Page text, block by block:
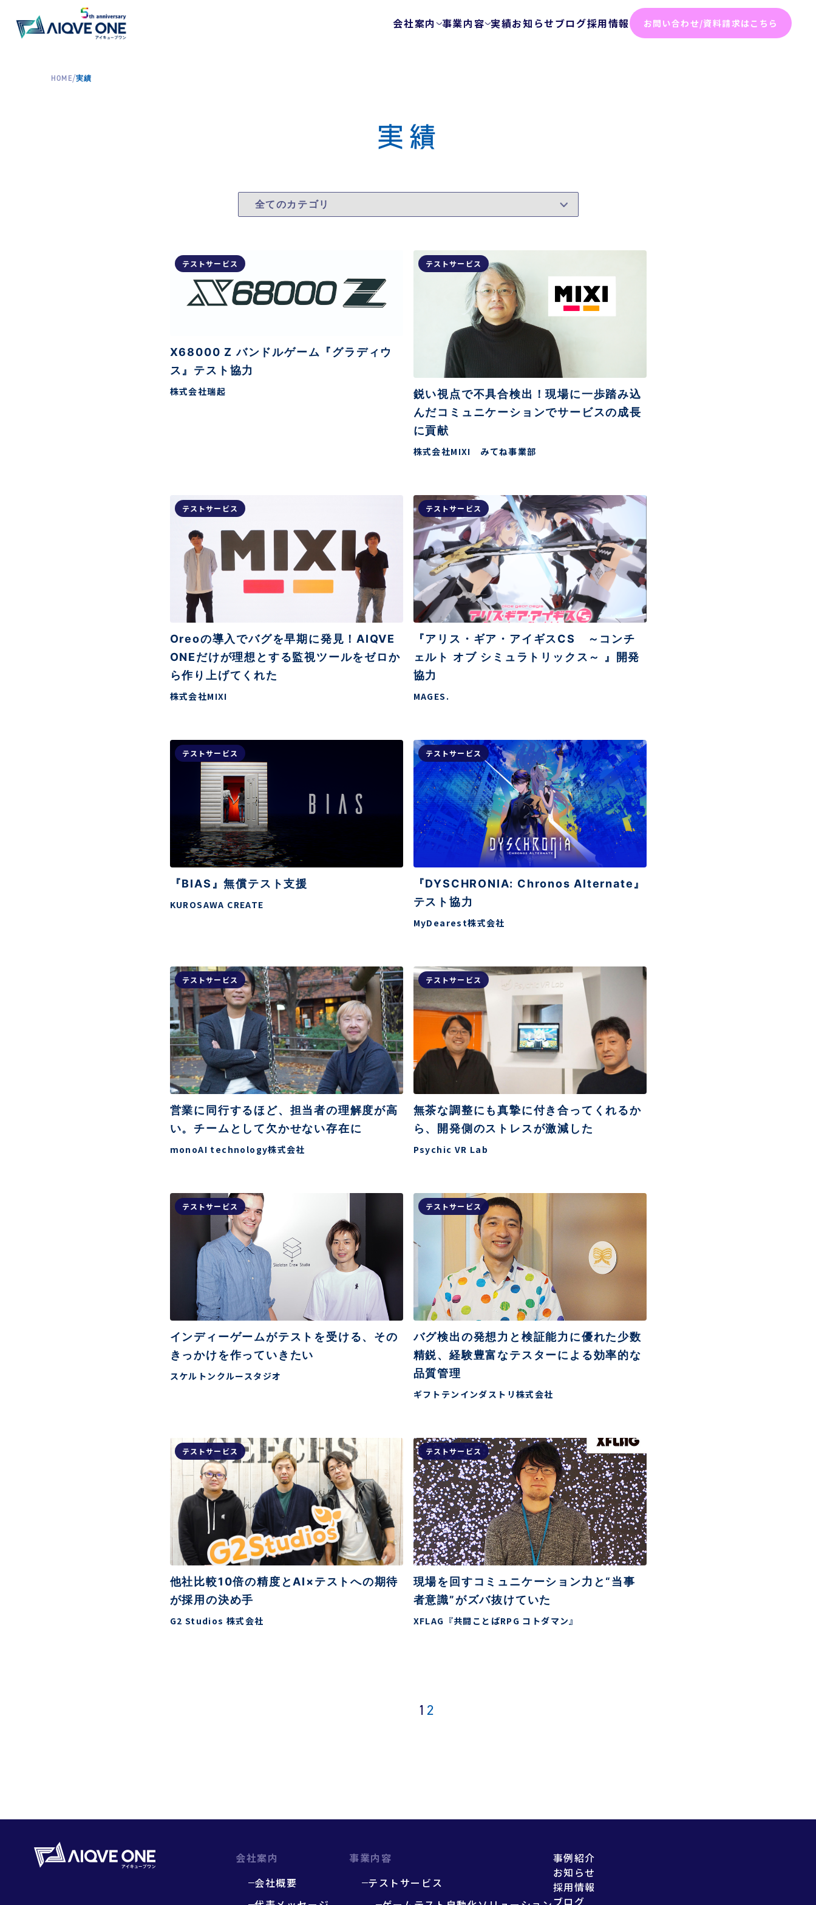
会社案内 事業内容
ウェブ脆弱性診断
プラットフォーム診断
モバイルアプリ向けセキュリティサービス
不正ゲームプレイヤー検知報告サービス
サイバーセキュリティ教育
エンタメソリューション開発
ツール
実績お知らせブログ採用情報 お問い合わせ/資料請求はこちら
HOME/実績
実績
テストサービス
X68000 Z バンドルゲーム『グラディウ
ス』テスト協力
株式会社瑞起
テストサービス
鋭い視点で不具合検出！現場に一歩踏み込
んだコミュニケーションでサービスの成長
に貢献
株式会社MIXI みてね事業部
テストサービス
Oreoの導入でバグを早期に発見！AIQVE
ONEだけが理想とする監視ツールをゼロか
ら作り上げてくれた
株式会社MIXI
テストサービス
『アリス・ギア・アイギスCS ～コンチ
ェルト オブ シミュラトリックス～ 』開発
協力
MAGES.
テストサービス
『BIAS』無償テスト支援
KUROSAWA CREATE
テストサービス
『DYSCHRONIA: Chronos Alternate』
テスト協力
MyDearest株式会社
テストサービス
営業に同行するほど、担当者の理解度が高
い。チームとして欠かせない存在に
monoAI technology株式会社
テストサービス
無茶な調整にも真摯に付き合ってくれるか
ら、開発側のストレスが激減した
Psychic VR Lab
テストサービス
インディーゲームがテストを受ける、その
きっかけを作っていきたい
スケルトンクルースタジオ
テストサービス
バグ検出の発想力と検証能力に優れた少数
精鋭、経験豊富なテスターによる効率的な
品質管理
ギフトテンインダストリ株式会社
テストサービス
他社比較10倍の精度とAI×テストへの期待
が採用の決め手
G2 Studios 株式会社
テストサービス
現場を回すコミュニケーション力と“当事
者意識”がズバ抜けていた
XFLAG『共闘ことばRPG コトダマン』
1 2
会社案内
会社概要
事業内容
テストサービス
事例紹介
お知らせ
採用情報
ブログ